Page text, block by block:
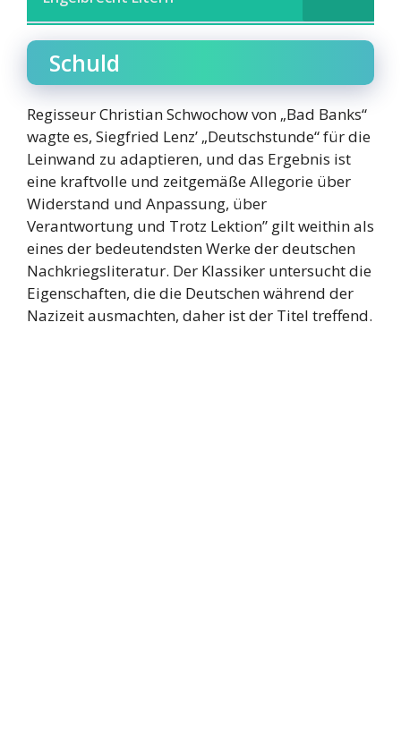
Schuld
Regisseur Christian Schwochow von „Bad Banks“
wagte es, Siegfried Lenz’ „Deutschstunde“ für die
Leinwand zu adaptieren, und das Ergebnis ist
eine kraftvolle und zeitgemäße Allegorie über
Widerstand und Anpassung, über
Verantwortung und Trotz Lektion” gilt weithin als
eines der bedeutendsten Werke der deutschen
Nachkriegsliteratur. Der Klassiker untersucht die
Eigenschaften, die die Deutschen während der
Nazizeit ausmachten, daher ist der Titel treffend.